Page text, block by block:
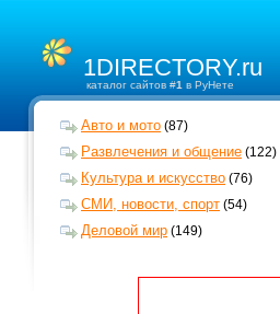
1DIRECTORY.ru
каталог сайтов #1 в РуНете
Авто и мото (87)
Развлечения и общение (122)
Культура и искусство (76)
СМИ, новости, спорт (54)
Деловой мир (149)